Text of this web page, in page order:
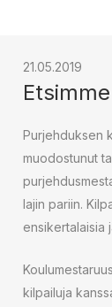
21.05.2019
Purjehduksen
muodostunut
lajin pariin.
ensikertalaisia
kilpailuja